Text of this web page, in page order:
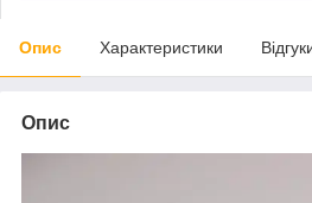
Опис Характеристики
Опис